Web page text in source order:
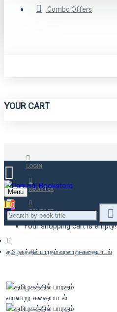
Combo Offers
YOUR CART
LOGIN
REGISTER
CONTACT
Menu
0
Your shopping cart is empty!
தமிழகத்தில் பாரதம் வரலாறு-கதையாடல்